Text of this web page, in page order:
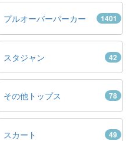
プルオーバーパーカー 1401
スタジャン 42
その他トップス 78
スカート 49